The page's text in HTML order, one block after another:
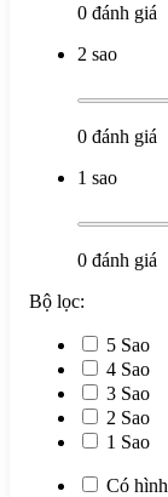
0 đánh giá
2 sao
0 đánh giá
1 sao
0 đánh giá
Bộ lọc:
5 Sao
4 Sao
3 Sao
2 Sao
1 Sao
Có